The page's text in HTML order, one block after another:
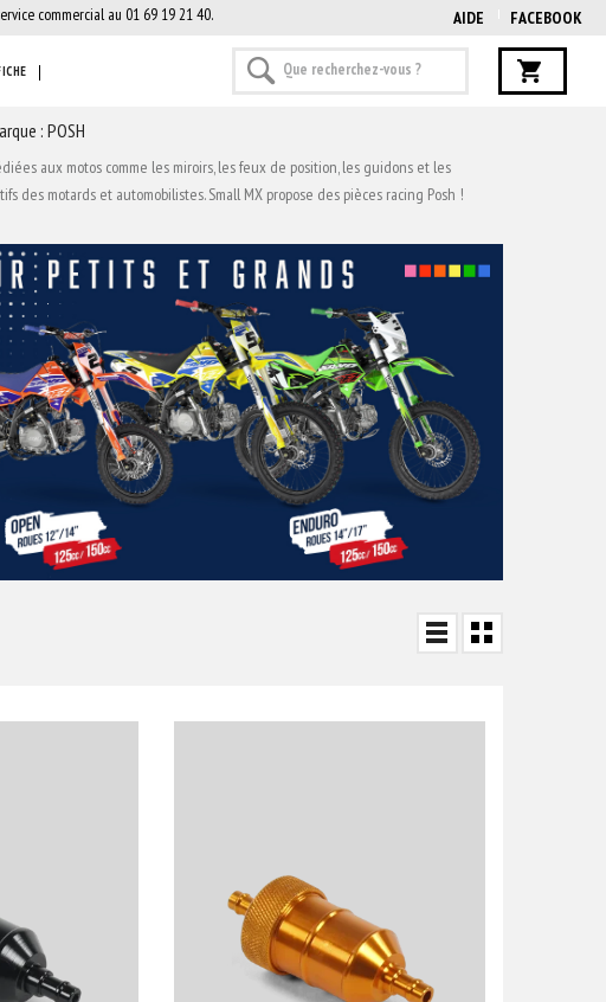
AIDE FACEBOOK
commercial au 01 69 19 21 40.
: POSH
aux motos comme les miroirs, les feux de position, les guidons et les
des motards et automobilistes. Small MX propose des pièces racing Posh !